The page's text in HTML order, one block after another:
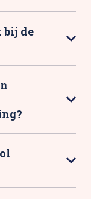
bij de